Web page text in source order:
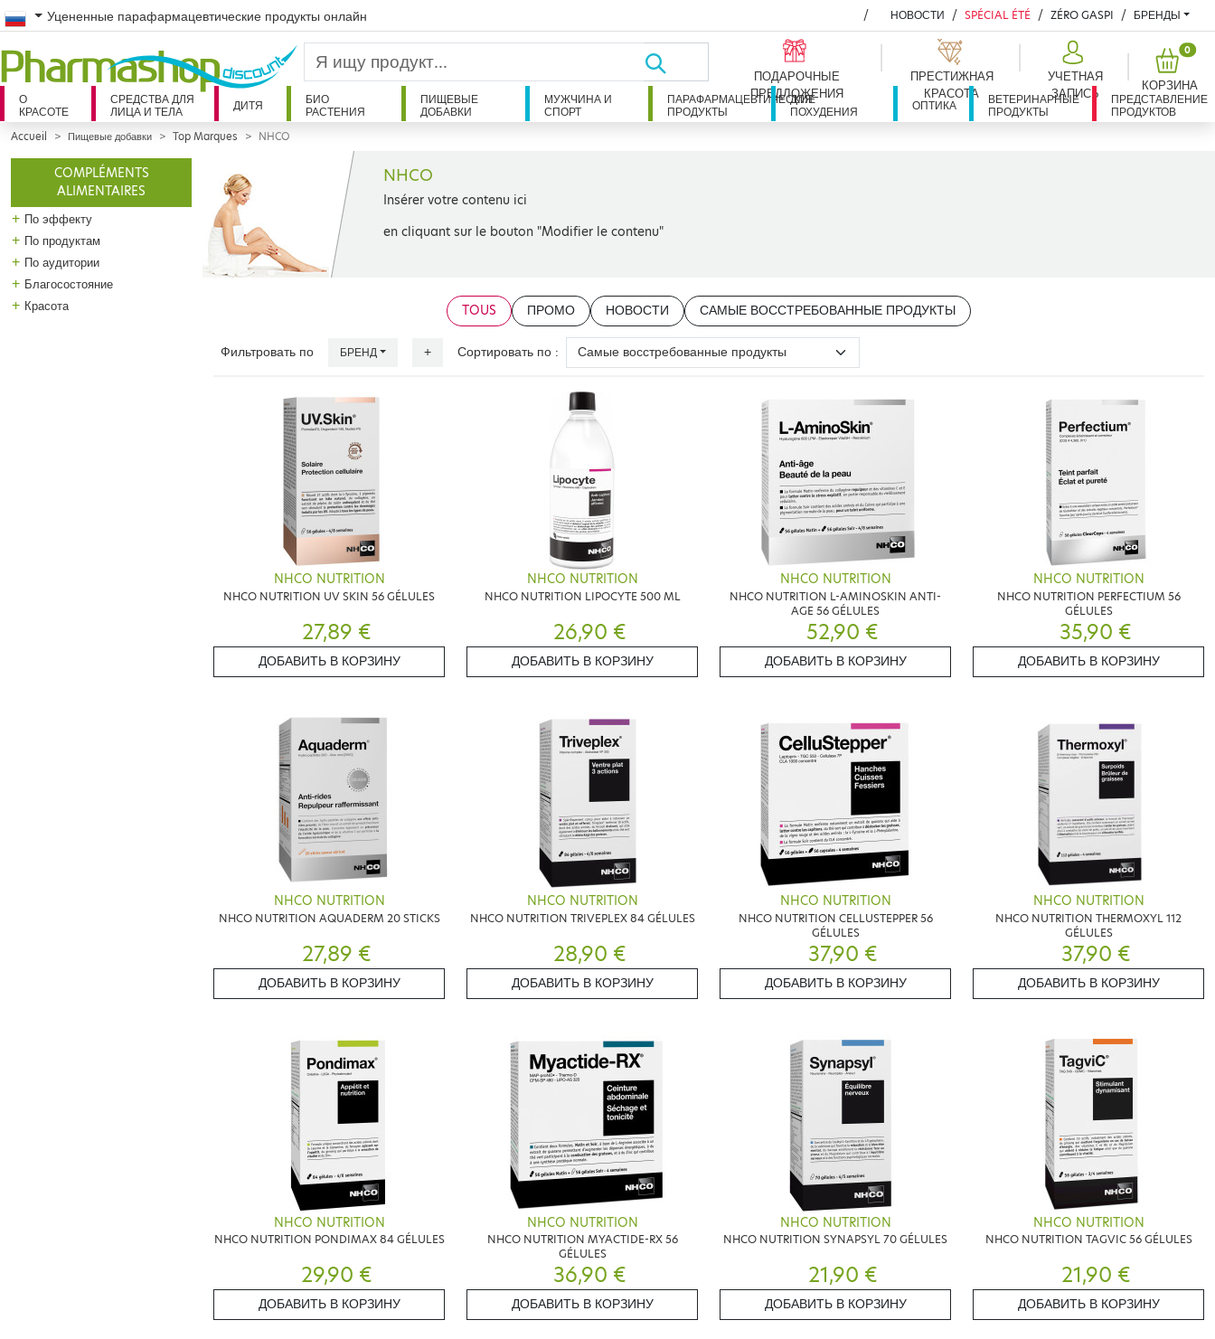
Russian
Уцененные парафармацевтические продукты онлайн НОВОСТИ SPÉCIAL ÉTÉ ZÉRO GASPI БРЕНДЫ
ПОДАРОЧНЫЕ
ПРЕДЛОЖЕНИЯ
ПРЕСТИЖНАЯ
КРАСОТА
УЧЕТНАЯ
ЗАПИСЬ
КОРЗИНА
0
О
КРАСОТЕ
СРЕДСТВА ДЛЯ
ЛИЦА И ТЕЛА
ДИТЯ
БИО
РАСТЕНИЯ
ПИЩЕВЫЕ
ДОБАВКИ
МУЖЧИНА И
СПОРТ
ПАРАФАРМАЦЕВТИЧЕСКИЕ
ПРОДУКТЫ
ДЛЯ
ПОХУДЕНИЯ
ОПТИКА
ВЕТЕРИНАРНЫЕ
ПРОДУКТЫ
ПРЕДСТАВЛЕНИЕ
ПРОДУКТОВ
Accueil Пищевые добавки Top Marques NHCO
COMPLÉMENTS
ALIMENTAIRES
+ По эффекту
+ По продуктам
+ По аудитории
+ Благосостояние
+ Красота
NHCO
Insérer votre contenu ici
en cliquant sur le bouton "Modifier le contenu"
TOUS ПРОМО НОВОСТИ САМЫЕ ВОССТРЕБОВАННЫЕ ПРОДУКТЫ
Фильтровать по БРЕНД + Сортировать по :
NHCO NUTRITION
NHCO NUTRITION UV SKIN 56 GÉLULES
27,89 €
ДОБАВИТЬ В КОРЗИНУ
NHCO NUTRITION
NHCO NUTRITION LIPOCYTE 500 ML
26,90 €
ДОБАВИТЬ В КОРЗИНУ
NHCO NUTRITION
NHCO NUTRITION L-AMINOSKIN ANTI-
AGE 56 GÉLULES
52,90 €
ДОБАВИТЬ В КОРЗИНУ
NHCO NUTRITION
NHCO NUTRITION PERFECTIUM 56
GÉLULES
35,90 €
ДОБАВИТЬ В КОРЗИНУ
NHCO NUTRITION
NHCO NUTRITION AQUADERM 20 STICKS
27,89 €
ДОБАВИТЬ В КОРЗИНУ
NHCO NUTRITION
NHCO NUTRITION TRIVEPLEX 84 GÉLULES
28,90 €
ДОБАВИТЬ В КОРЗИНУ
NHCO NUTRITION
NHCO NUTRITION CELLUSTEPPER 56
GÉLULES
37,90 €
ДОБАВИТЬ В КОРЗИНУ
NHCO NUTRITION
NHCO NUTRITION THERMOXYL 112
GÉLULES
37,90 €
ДОБАВИТЬ В КОРЗИНУ
NHCO NUTRITION
NHCO NUTRITION PONDIMAX 84 GÉLULES
29,90 €
ДОБАВИТЬ В КОРЗИНУ
NHCO NUTRITION
NHCO NUTRITION MYACTIDE-RX 56
GÉLULES
36,90 €
ДОБАВИТЬ В КОРЗИНУ
NHCO NUTRITION
NHCO NUTRITION SYNAPSYL 70 GÉLULES
21,90 €
ДОБАВИТЬ В КОРЗИНУ
NHCO NUTRITION
NHCO NUTRITION TAGVIC 56 GÉLULES
21,90 €
ДОБАВИТЬ В КОРЗИНУ